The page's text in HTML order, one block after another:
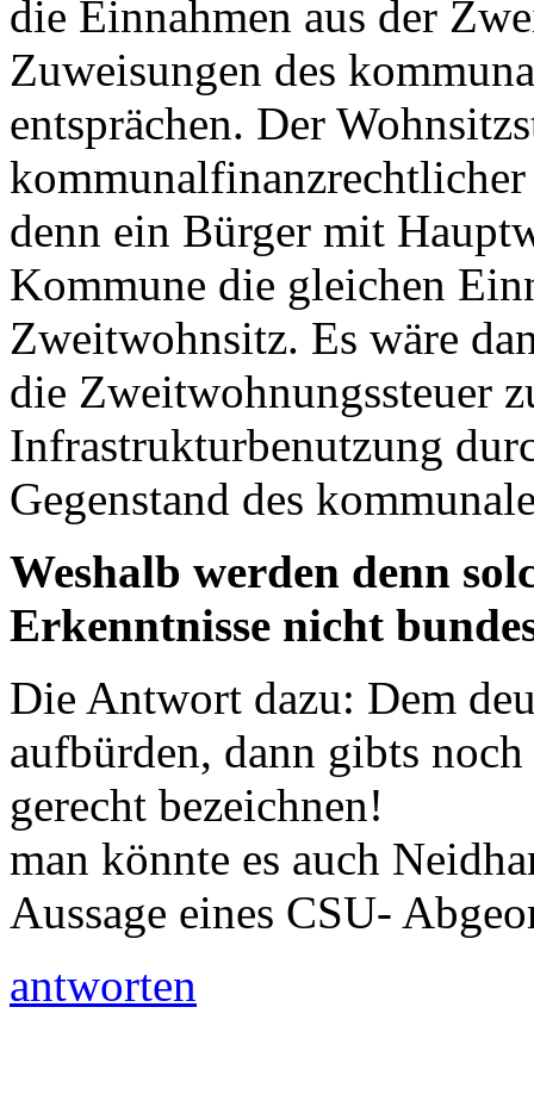
die Einnahmen aus der
Zuweisungen des
entsprächen. Der
denn ein Bürger mit
Kommune die gleichen
Zweitwohnsitz. Es wäre
die Zweitwohnungssteuer
Infrastrukturbenutzung
Gegenstand des
Weshalb werden denn
Erkenntnisse nicht
Die Antwort dazu: Dem
aufbürden, dann gibts
gerecht bezeichnen!
man könnte es auch
Aussage eines CSU-
antworten